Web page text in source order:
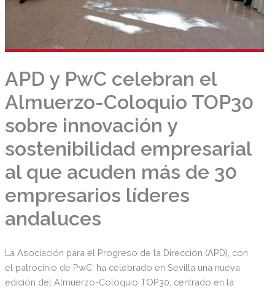
APD y PwC celebran el
Almuerzo-Coloquio TOP30
sobre innovación y
sostenibilidad empresarial
al que acuden más de 30
empresarios líderes
andaluces
La Asociación para el Progreso de la Dirección (APD), con
el patrocinio de PwC, ha celebrado en Sevilla una nueva
edición del Almuerzo-Coloquio TOP30, centrado en la